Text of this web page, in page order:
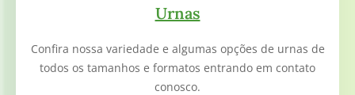
Urnas
Confira nossa variedade e algumas opções de urnas de
todos os tamanhos e formatos entrando em contato
conosco.